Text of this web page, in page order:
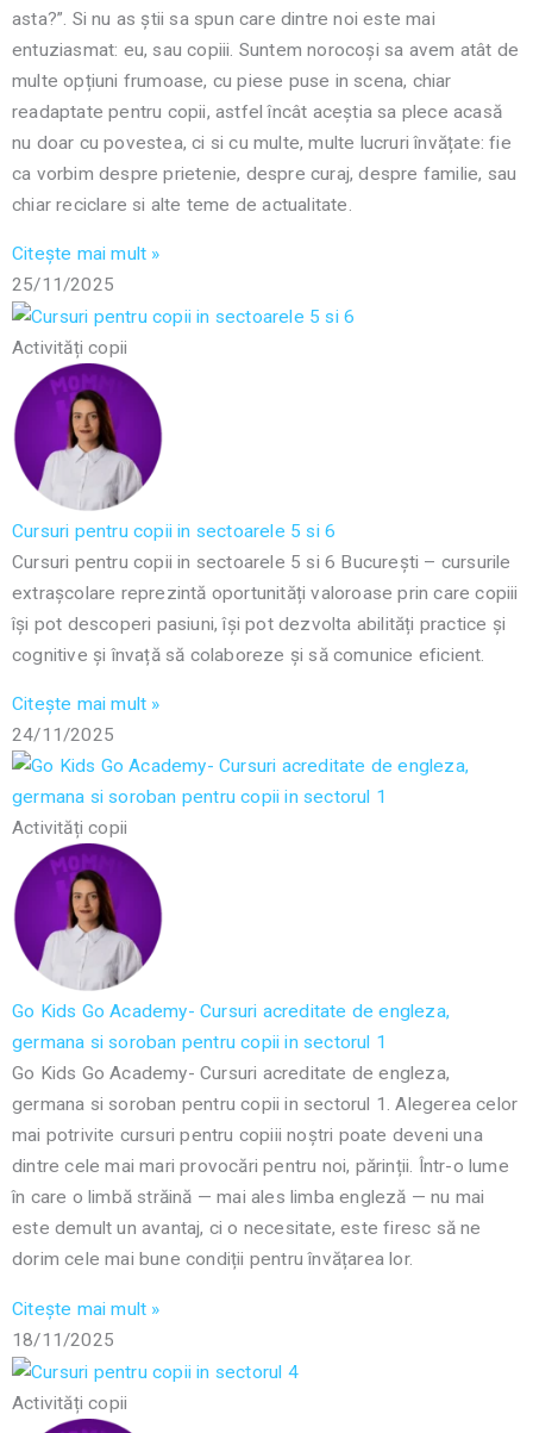
asta?”. Si nu as știi sa spun care dintre noi este mai
entuziasmat: eu, sau copiii. Suntem norocoși sa avem atât de
multe opțiuni frumoase, cu piese puse in scena, chiar
readaptate pentru copii, astfel încât aceștia sa plece acasă
nu doar cu povestea, ci si cu multe, multe lucruri învățate: fie
ca vorbim despre prietenie, despre curaj, despre familie, sau
chiar reciclare si alte teme de actualitate.
Citește mai mult »
25/11/2025
Activități copii
Cursuri pentru copii in sectoarele 5 si 6
Cursuri pentru copii in sectoarele 5 si 6 București – cursurile
extrașcolare reprezintă oportunități valoroase prin care copiii
își pot descoperi pasiuni, își pot dezvolta abilități practice și
cognitive și învață să colaboreze și să comunice eficient.
Citește mai mult »
24/11/2025
Activități copii
Go Kids Go Academy- Cursuri acreditate de engleza,
germana si soroban pentru copii in sectorul 1
Go Kids Go Academy- Cursuri acreditate de engleza,
germana si soroban pentru copii in sectorul 1. Alegerea celor
mai potrivite cursuri pentru copiii noștri poate deveni una
dintre cele mai mari provocări pentru noi, părinții. Într-o lume
în care o limbă străină — mai ales limba engleză — nu mai
este demult un avantaj, ci o necesitate, este firesc să ne
dorim cele mai bune condiții pentru învățarea lor.
Citește mai mult »
18/11/2025
Activități copii